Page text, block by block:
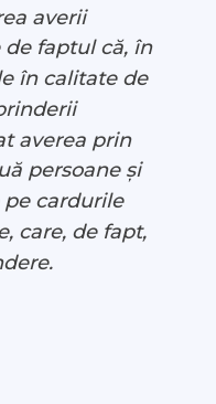
averii
de faptul că, în
în calitate de
averea prin
persoane și
cardurile
care, de fapt,